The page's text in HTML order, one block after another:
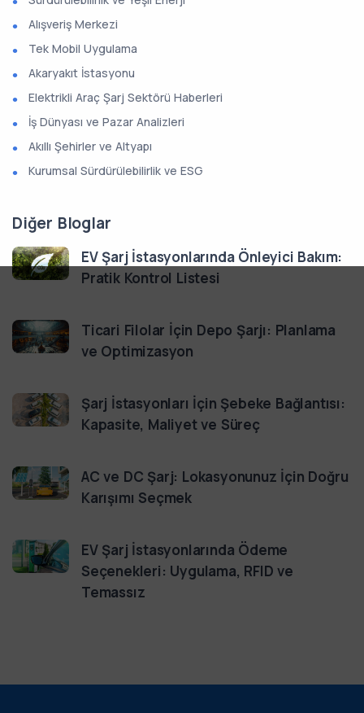
Alışveriş Merkezi
Tek Mobil Uygulama
Akaryakıt İstasyonu
Elektrikli Araç Şarj Sektörü Haberleri
İş Dünyası ve Pazar Analizleri
Akıllı Şehirler ve Altyapı
Kurumsal Sürdürülebilirlik ve ESG
Diğer Bloglar
EV Şarj İstasyonlarında Önleyici Bakım:
Pratik Kontrol Listesi
Ticari Filolar İçin Depo Şarjı: Planlama
ve Optimizasyon
Şarj İstasyonları İçin Şebeke Bağlantısı:
Kapasite, Maliyet ve Süreç
AC ve DC Şarj: Lokasyonunuz İçin Doğru
Karışımı Seçmek
EV Şarj İstasyonlarında Ödeme
Seçenekleri: Uygulama, RFID ve
Temassız